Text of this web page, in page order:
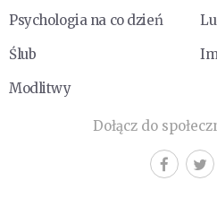
Psychologia na co dzień
Ślub
Modlitwy
Dołącz do